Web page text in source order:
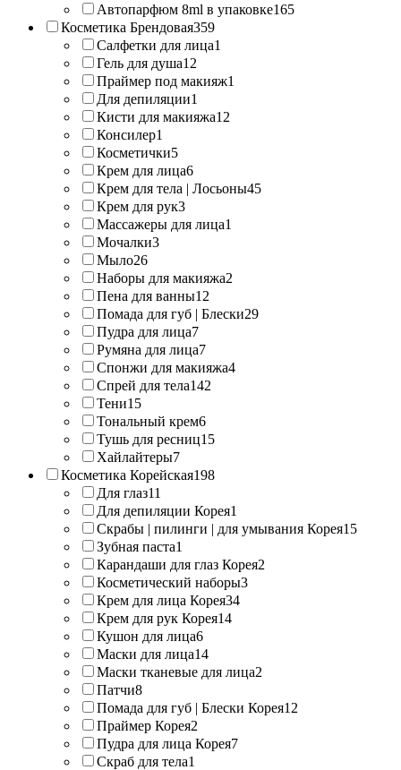
Автопарфюм 8ml в упаковке165
Косметика Брендовая359
Салфетки для лица1
Гель для душа12
Праймер под макияж1
Для депиляции1
Кисти для макияжа12
Консилер1
Косметички5
Крем для лица6
Крем для тела | Лосьоны45
Крем для рук3
Массажеры для лица1
Мочалки3
Мыло26
Наборы для макияжа2
Пена для ванны12
Помада для губ | Блески29
Пудра для лица7
Румяна для лица7
Спонжи для макияжа4
Спрей для тела142
Тени15
Тональный крем6
Тушь для ресниц15
Хайлайтеры7
Косметика Корейская198
Для глаз11
Для депиляции Корея1
Скрабы | пилинги | для умывания Корея15
Зубная паста1
Карандаши для глаз Корея2
Косметический наборы3
Крем для лица Корея34
Крем для рук Корея14
Кушон для лица6
Маски для лица14
Маски тканевые для лица2
Патчи8
Помада для губ | Блески Корея12
Праймер Корея2
Пудра для лица Корея7
Скраб для тела1